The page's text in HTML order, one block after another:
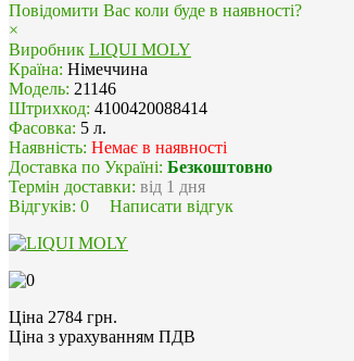
Повідомити Вас коли буде в наявності?
×
Виробник LIQUI MOLY
Країна: Німеччина
Модель: 21146
Штрихкод: 4100420088414
Фасовка: 5 л.
Наявність: Немає в наявності
Доставка по Україні: Безкоштовно
Термін доставки: від 1 дня
Відгуків: 0 Написати відгук
Ціна 2784 грн.
Ціна з урахуванням ПДВ